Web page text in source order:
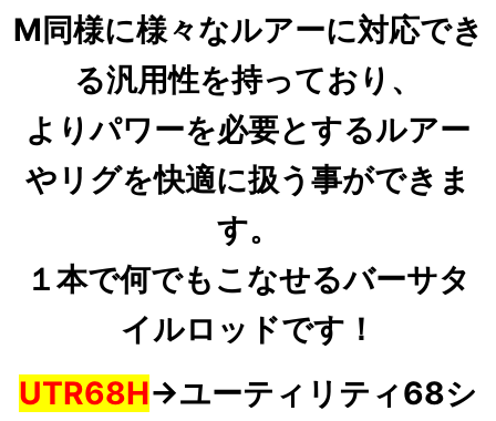
M同様に様々なルアーに対応でき
る汎用性を持っており、
よりパワーを必要とするルアー
やリグを快適に扱う事ができま
す。
１本で何でもこなせるバーサタ
イルロッドです！
UTR68H→ユーティリティ68シ